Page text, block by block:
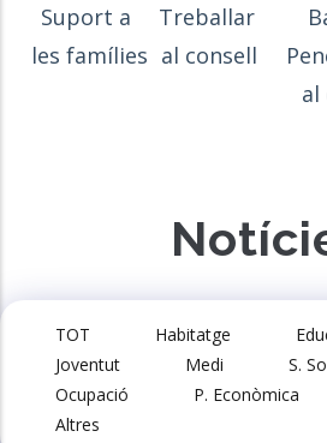
Suport a
les famílies
Treballar
al consell
al
TOT Habitatge
Joventut
Medi
S.
Ocupació
P. Econòmica
Altres